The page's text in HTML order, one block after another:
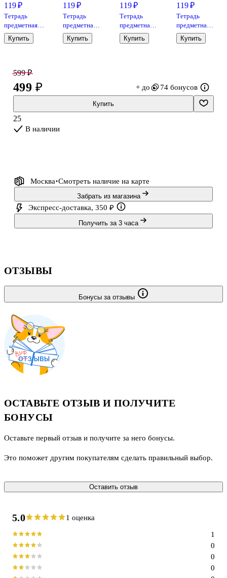
119 ₽
Тетрадь
предметная
«Жабка.
Биология» 48
Listoff
Купить
119 ₽
Тетрадь
предметная
«Жабка.
История» 48
Купить
119 ₽
Тетрадь
предметная
«Жабка.
География»
Купить
119 ₽
Тетрадь
предметная
«Жабка.
Английский
Купить
599 ₽
499 ₽ + до 74 бонусов
Купить
25
В наличии
Москва Смотреть наличие на карте
Забрать из магазина
Экспресс-доставка, 350 ₽
Получить за 3 часа
ОТЗЫВЫ
Бонусы за отзывы
ОСТАВЬТЕ ОТЗЫВ И ПОЛУЧИТЕ
БОНУСЫ
Оставьте первый отзыв и получите за него бонусы.
Это поможет другим покупателям сделать правильный выбор.
Оставить отзыв
5.0 1 оценка
0
0
0
1